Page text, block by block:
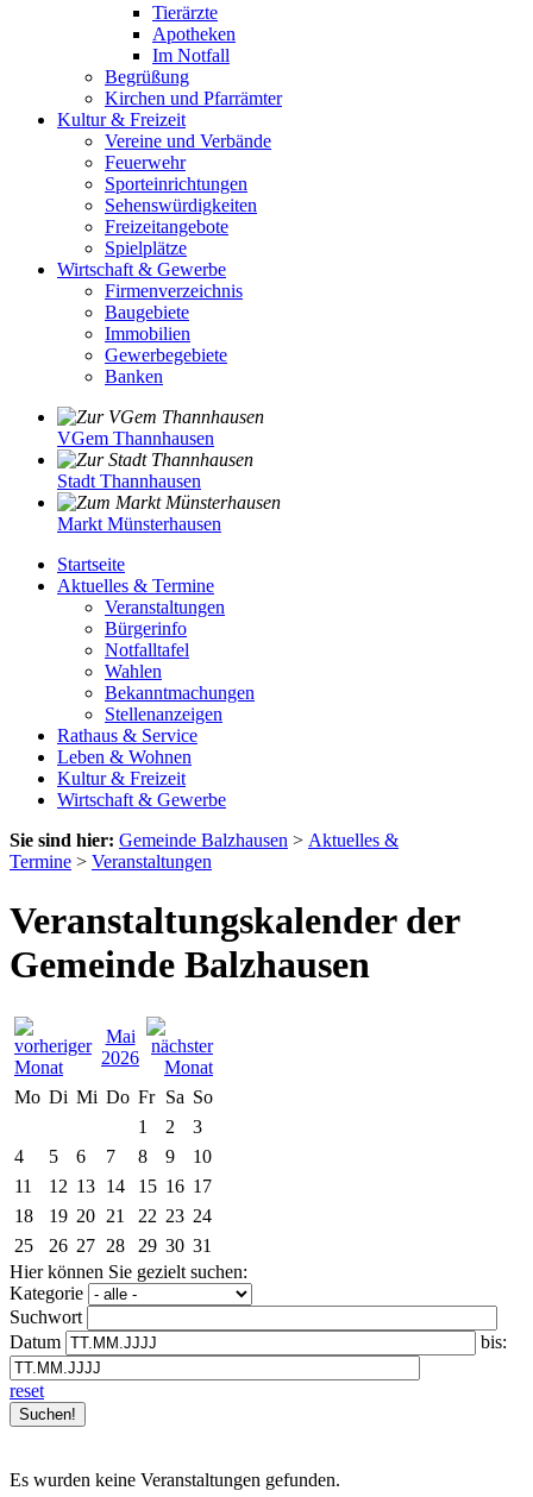
Tierärzte
Apotheken
Im Notfall
Begrüßung
Kirchen und Pfarrämter
Kultur & Freizeit
Vereine und Verbände
Feuerwehr
Sporteinrichtungen
Sehenswürdigkeiten
Freizeitangebote
Spielplätze
Wirtschaft & Gewerbe
Firmenverzeichnis
Baugebiete
Immobilien
Gewerbegebiete
Banken
VGem Thannhausen
Stadt Thannhausen
Markt Münsterhausen
Startseite
Aktuelles & Termine
Veranstaltungen
Bürgerinfo
Notfalltafel
Wahlen
Bekanntmachungen
Stellenanzeigen
Rathaus & Service
Leben & Wohnen
Kultur & Freizeit
Wirtschaft & Gewerbe
Sie sind hier: Gemeinde Balzhausen > Aktuelles &
Termine > Veranstaltungen
Veranstaltungskalender der
Gemeinde Balzhausen
Mai
2026
Mo Di Mi Do Fr Sa So
1
2
3
4
5 6 7 8 9
10
11
12 13 14 15 16 17
18
19 20 21 22 23 24
25
26 27 28 29 30 31
Hier können Sie gezielt suchen:
Kategorie
Suchwort
Datum
bis:
reset
Es wurden keine Veranstaltungen gefunden.